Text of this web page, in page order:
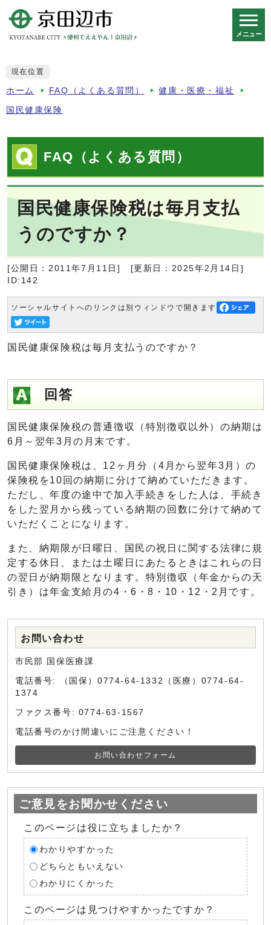
メニュー
現在位置
ホーム FAQ（よくある質問） 健康・医療・福祉
国民健康保険
FAQ（よくある質問）
国民健康保険税は毎月支払
うのですか？
[公開日：2011年7月11日]
[更新日：2025年2月14日]
ID:142
ソーシャルサイトへのリンクは別ウィンドウで開きます
国民健康保険税は毎月支払うのですか？
回答
国民健康保険税の普通徴収（特別徴収以外）の納期は
6月～翌年3月の月末です。
国民健康保険税は、12ヶ月分（4月から翌年3月）の
保険税を10回の納期に分けて納めていただきます。
ただし、年度の途中で加入手続きをした人は、手続き
をした翌月から残っている納期の回数に分けて納めて
いただくことになります。
また、納期限が日曜日、国民の祝日に関する法律に規
定する休日、または土曜日にあたるときはこれらの日
の翌日が納期限となります。特別徴収（年金からの天
引き）は年金支給月の4・6・8・10・12・2月です。
お問い合わせ
市民部 国保医療課
電話番号: （国保）0774-64-1332（医療）0774-64-
1374
ファクス番号: 0774-63-1567
電話番号のかけ間違いにご注意ください！
お問い合わせフォーム
ご意見をお聞かせください
このページは役に立ちましたか？
わかりやすかった
どちらともいえない
わかりにくかった
このページは見つけやすかったですか？